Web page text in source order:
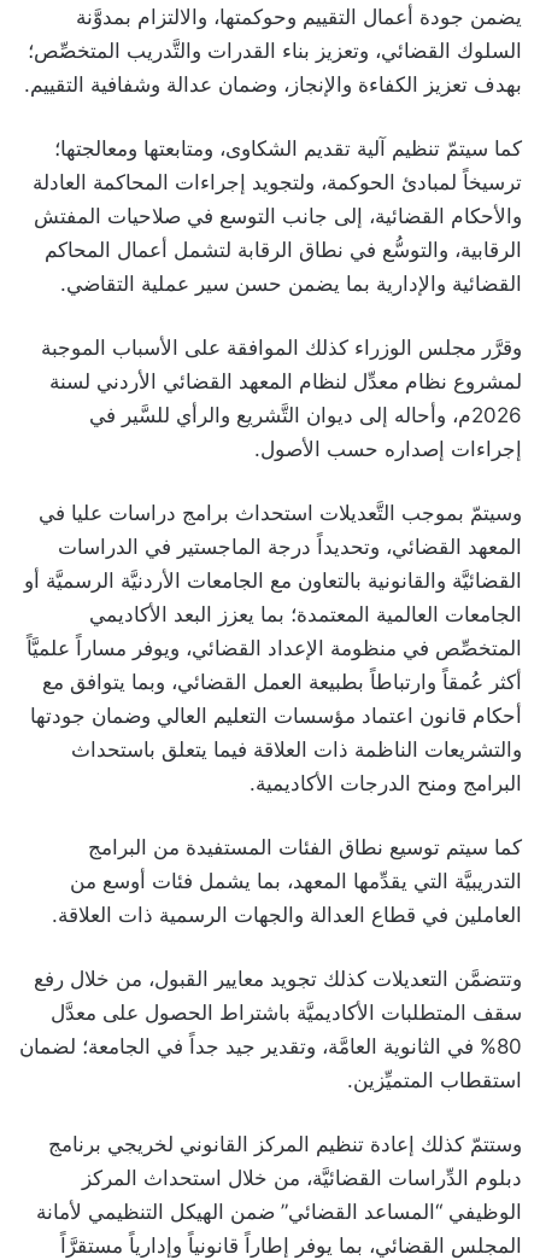
يضمن جودة أعمال التقييم وحوكمتها، والالتزام بمدوَّنة
السلوك القضائي، وتعزيز بناء القدرات والتَّدريب المتخصِّص؛
بهدف تعزيز الكفاءة والإنجاز، وضمان عدالة وشفافية التقييم.
كما سيتمّ تنظيم آلية تقديم الشكاوى، ومتابعتها ومعالجتها؛
ترسيخاً لمبادئ الحوكمة، ولتجويد إجراءات المحاكمة العادلة
والأحكام القضائية، إلى جانب التوسع في صلاحيات المفتش
الرقابية، والتوسُّع في نطاق الرقابة لتشمل أعمال المحاكم
القضائية والإدارية بما يضمن حسن سير عملية التقاضي.
وقرَّر مجلس الوزراء كذلك الموافقة على الأسباب الموجبة
لمشروع نظام معدِّل لنظام المعهد القضائي الأردني لسنة
2026م، وأحاله إلى ديوان التَّشريع والرأي للسَّير في
إجراءات إصداره حسب الأصول.
وسيتمّ بموجب التَّعديلات استحداث برامج دراسات عليا في
المعهد القضائي، وتحديداً درجة الماجستير في الدراسات
القضائيَّة والقانونية بالتعاون مع الجامعات الأردنيَّة الرسميَّة أو
الجامعات العالمية المعتمدة؛ بما يعزز البعد الأكاديمي
المتخصِّص في منظومة الإعداد القضائي، ويوفر مساراً علميَّاً
أكثر عُمقاً وارتباطاً بطبيعة العمل القضائي، وبما يتوافق مع
أحكام قانون اعتماد مؤسسات التعليم العالي وضمان جودتها
والتشريعات الناظمة ذات العلاقة فيما يتعلق باستحداث
البرامج ومنح الدرجات الأكاديمية.
كما سيتم توسيع نطاق الفئات المستفيدة من البرامج
التدريبيَّة التي يقدِّمها المعهد، بما يشمل فئات أوسع من
العاملين في قطاع العدالة والجهات الرسمية ذات العلاقة.
وتتضمَّن التعديلات كذلك تجويد معايير القبول، من خلال رفع
سقف المتطلبات الأكاديميَّة باشتراط الحصول على معدَّل
80% في الثانوية العامَّة، وتقدير جيد جداً في الجامعة؛ لضمان
استقطاب المتميِّزين.
وستتمّ كذلك إعادة تنظيم المركز القانوني لخريجي برنامج
دبلوم الدِّراسات القضائيَّة، من خلال استحداث المركز
الوظيفي “المساعد القضائي” ضمن الهيكل التنظيمي لأمانة
المجلس القضائي، بما يوفر إطاراً قانونياً وإدارياً مستقرَّاً